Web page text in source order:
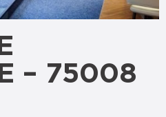
– 75008